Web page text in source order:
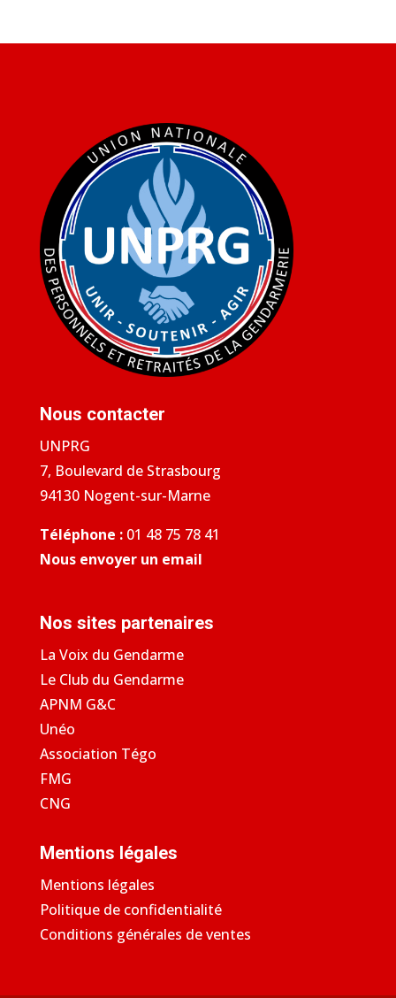
Nous contacter
UNPRG
7, Boulevard de Strasbourg
94130 Nogent-sur-Marne
Téléphone :01 48 75 78 41
Nous envoyer un email
Nos sites partenaires
La Voix du Gendarme
Le Club du Gendarme
APNM G&C
Unéo
Association Tégo
FMG
CNG
Mentions légales
Mentions légales
Politique de confidentialité
Conditions générales de ventes